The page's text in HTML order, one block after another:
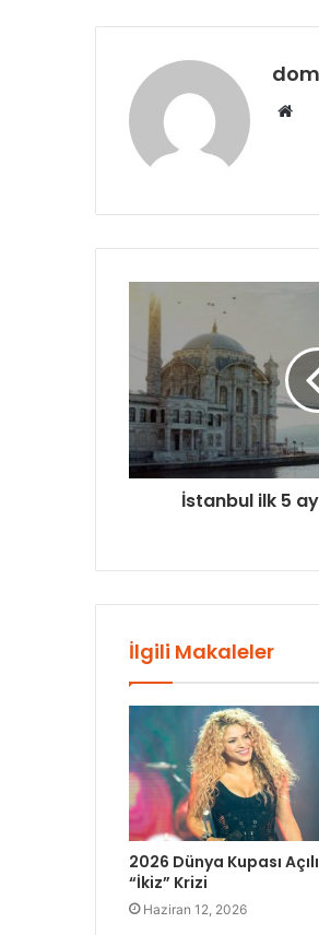
Web
İstanbul ilk 5
İlgili Makaleler
2026 Dünya Kupası
“İkiz” Krizi
Haziran 12, 2026